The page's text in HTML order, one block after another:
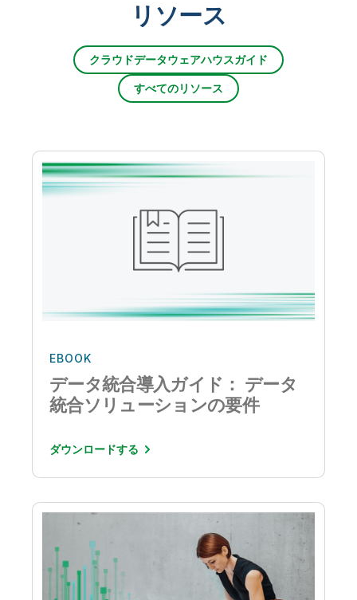
リソース
クラウドデータウェアハウスガイド
すべてのリソース
EBOOK
データ統合導入ガイド： データ
統合ソリューションの要件
ダウンロードする